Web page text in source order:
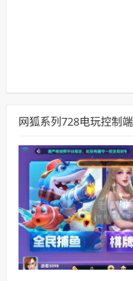
网狐系列728电玩控制